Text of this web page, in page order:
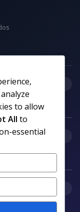
to allow
All to
essential